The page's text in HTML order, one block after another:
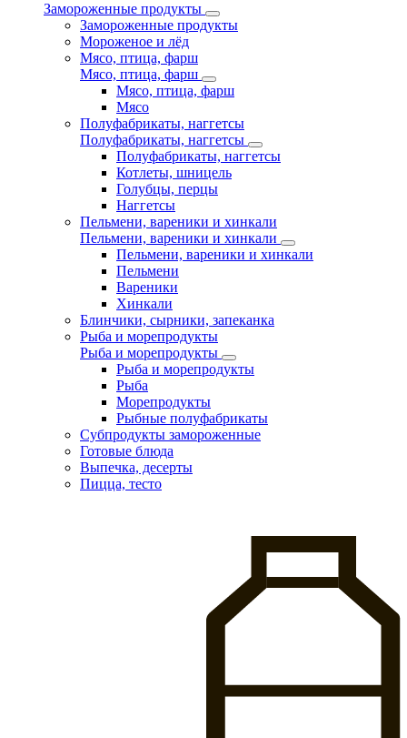
Замороженные продукты
Замороженные продукты
Мороженое и лёд
Мясо, птица, фарш
Мясо, птица, фарш
Мясо, птица, фарш
Мясо
Полуфабрикаты, наггетсы
Полуфабрикаты, наггетсы
Полуфабрикаты, наггетсы
Котлеты, шницель
Голубцы, перцы
Наггетсы
Пельмени, вареники и хинкали
Пельмени, вареники и хинкали
Пельмени, вареники и хинкали
Пельмени
Вареники
Хинкали
Блинчики, сырники, запеканка
Рыба и морепродукты
Рыба и морепродукты
Рыба и морепродукты
Рыба
Морепродукты
Рыбные полуфабрикаты
Субпродукты замороженные
Готовые блюда
Выпечка, десерты
Пицца, тесто